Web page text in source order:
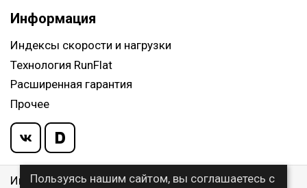
Информация
Индексы скорости и нагрузки
Технология RunFlat
Расширенная гарантия
Прочее
Информация указанная на сайте, не является
Пользуясь нашим сайтом, вы соглашаетесь с